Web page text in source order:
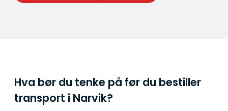
Hva bør du tenke på før du bestiller
transport i Narvik?